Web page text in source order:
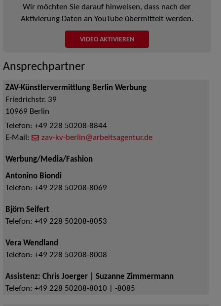
Wir möchten Sie darauf hinweisen, dass nach der
Aktivierung Daten an YouTube übermittelt werden.
VIDEO AKTIVIEREN
Ansprechpartner
ZAV-Künstlervermittlung Berlin Werbung
Friedrichstr. 39
10969 Berlin
Telefon: +49 228 50208-8844
E-Mail:
zav-kv-berlin@arbeitsagentur.de
Werbung/Media/Fashion
Antonino Biondi
Telefon: +49 228 50208-8069
Björn Seifert
Telefon: +49 228 50208-8053
Vera Wendland
Telefon: +49 228 50208-8008
Assistenz: Chris Joerger | Suzanne Zimmermann
Telefon: +49 228 50208-8010 | -8085